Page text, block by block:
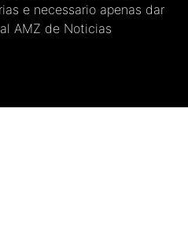
e necessario apenas dar
AMZ de Noticias